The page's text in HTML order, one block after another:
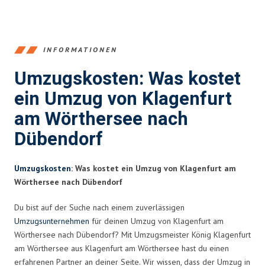
INFORMATIONEN
Umzugskosten: Was kostet
ein Umzug von Klagenfurt
am Wörthersee nach
Dübendorf
Umzugskosten: Was kostet ein Umzug von Klagenfurt am
Wörthersee nach Dübendorf
Du bist auf der Suche nach einem zuverlässigen
Umzugsunternehmen für deinen Umzug von Klagenfurt am
Wörthersee nach Dübendorf? Mit Umzugsmeister König Klagenfurt
am Wörthersee aus Klagenfurt am Wörthersee hast du einen
erfahrenen Partner an deiner Seite. Wir wissen, dass der Umzug in